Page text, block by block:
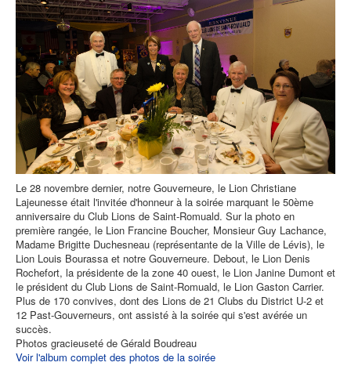
Le 28 novembre dernier, notre Gouverneure, le Lion Christiane
Lajeunesse était l'invitée d'honneur à la soirée marquant le 50ème
anniversaire du Club Lions de Saint-Romuald. Sur la photo en
première rangée, le Lion Francine Boucher, Monsieur Guy Lachance,
Madame Brigitte Duchesneau (représentante de la Ville de Lévis), le
Lion Louis Bourassa et notre Gouverneure. Debout, le Lion Denis
Rochefort, la présidente de la zone 40 ouest, le Lion Janine Dumont et
le président du Club Lions de Saint-Romuald, le Lion Gaston Carrier.
Plus de 170 convives, dont des Lions de 21 Clubs du District U-2 et
12 Past-Gouverneurs, ont assisté à la soirée qui s'est avérée un
succès.
Photos gracieuseté de Gérald Boudreau
Voir l'album complet des photos de la soirée